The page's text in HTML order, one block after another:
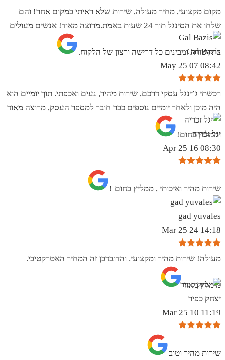
מקום מקצועי, מחיר מעולה, שירות שלא ראיתי במקום אחר! והם
שלחו את הסינגל תוך 24 שעות באמת.מרוצה מאוד! אנשים מעולים
בתקשורת ומבינים כל דרישה ורצון של הלקוח.
Gal Bazis
08:42 07 May 25
רכשתי ג’ינגל עסקי דרכם, שירות מהיר, נעים ואכפתי. תוך יומיים הוא
היה מוכן ולאחר יומיים נוספים כבר חובר למספר העסק, מרוצה מאוד
וממליץ בחום!
יגל זכריה
08:30 16 Apr 25
שירות מהיר ואיכותי , ממליץ בחום !
gad yuvales
14:18 24 Mar 25
מעולה! שירות מהיר ומקצועי. והדובדבן זה המחיר האטרקטיבי.
מומלץ מאוד
יצחק כפיר
11:19 10 Mar 25
שירות מהיר וטוב